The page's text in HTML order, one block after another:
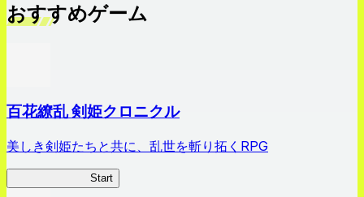
おすすめゲーム
百花繚乱 剣姫クロニクル
美しき剣姫たちと共に、乱世を斬り拓くRPG
Start